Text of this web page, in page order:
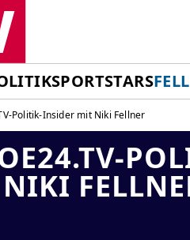
SPORTSTARS
Politik-Insider mit Niki Fellner